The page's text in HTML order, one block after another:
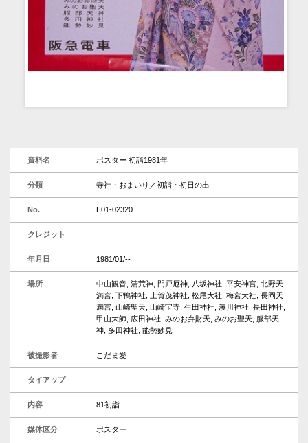
資料名 ポスター 初詣1981年
分類 寺社・おまいり／初詣・初日の出
No. E01-02320
クレジット
年月日 1981/01/--
場所
中山観音, 清荒神, 門戸厄神, 八坂神社, 平安神宮, 北野天
満宮, 下鴨神社, 上賀茂神社, 松尾大社, 梅宮大社, 長岡天
満宮, 山崎聖天, 山崎宝寺, 生田神社, 湊川神社, 長田神社,
甲山大師, 広田神社, みのお弁財天, みのお聖天, 服部天
神, 多田神社, 能勢妙見
被撮影者 こだま愛
タイアップ
内容 81初詣
媒体区分 ポスター